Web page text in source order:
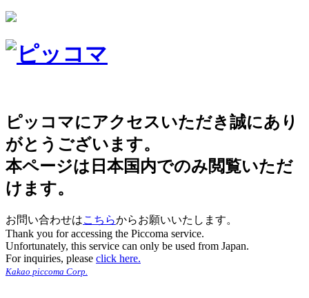
ピッコマにアクセスいただき誠にあり
がとうございます。
本ページは日本国内でのみ閲覧いただ
けます。
お問い合わせはこちらからお願いいたします。
Thank you for accessing the Piccoma service.
Unfortunately, this service can only be used from Japan.
For inquiries, please click here.
Kakao piccoma Corp.